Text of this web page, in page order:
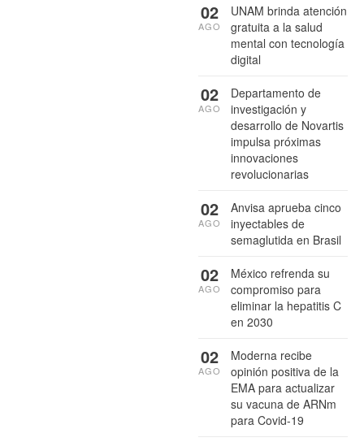
UNAM brinda atención
gratuita a la salud
mental con tecnología
digital
02
AGO
Departamento de
investigación y
desarrollo de Novartis
impulsa próximas
innovaciones
revolucionarias
02
AGO
Anvisa aprueba cinco
inyectables de
semaglutida en Brasil
02
AGO
México refrenda su
compromiso para
eliminar la hepatitis C
en 2030
02
AGO
Moderna recibe
opinión positiva de la
EMA para actualizar
su vacuna de ARNm
para Covid-19
02
AGO